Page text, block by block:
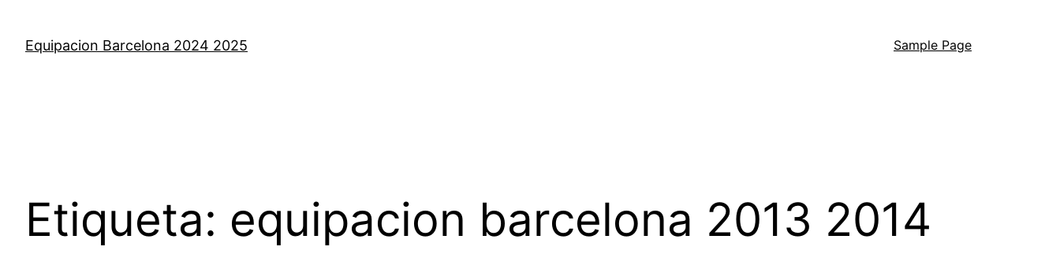
contenido
Equipacion Barcelona 2024 2025 Sample Page
Etiqueta: equipacion barcelona 2013 2014